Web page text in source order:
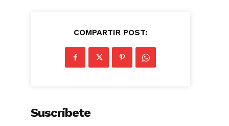
COMPARTIR POST:
Suscríbete